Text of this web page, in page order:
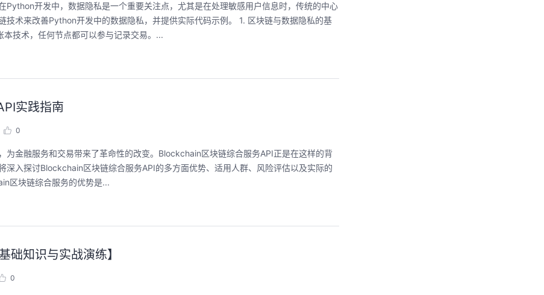
开发中，数据隐私是一个重要关注点，尤其是在处理敏感用户信息时，传统的中心
术来改善Python开发中的数据隐私，并提供实际代码示例。 1. 区块链与数据隐私的基
技术，任何节点都可以参与记录交易。...
实践指南
0
金融服务和交易带来了革命性的改变。Blockchain区块链综合服务API正是在这样的背
入探讨Blockchain区块链综合服务API的多方面优势、适用人群、风险评估以及实际的
区块链综合服务的优势是...
知识与实战演练】
0